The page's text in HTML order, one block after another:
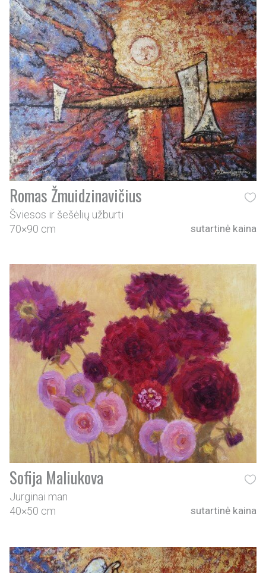
Romas Žmuidzinavičius
Šviesos ir šešėlių užburti
70×90 cm
sutartinė kaina
Sofija Maliukova
Jurginai man
40×50 cm
sutartinė kaina